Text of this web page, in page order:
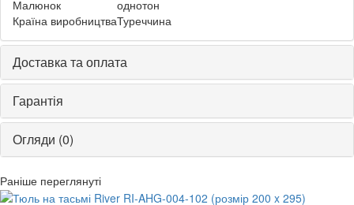
Малюнок
однотон
Країна виробництваТуреччина
Доставка та оплата
Гарантія
Огляди (0)
Раніше переглянуті